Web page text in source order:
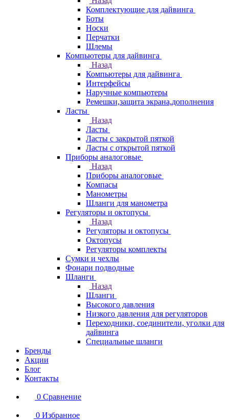
Комплектующие для дайвинга
Боты
Носки
Перчатки
Шлемы
Компьютеры для дайвинга
Назад
Компьютеры для дайвинга
Интерфейсы
Наручные компьютеры
Ремешки,защита экрана,дополнения
Ласты
Назад
Ласты
Ласты с закрытой пяткой
Ласты с открытой пяткой
Приборы аналоговые
Назад
Приборы аналоговые
Компасы
Манометры
Шланги для манометра
Регуляторы и октопусы
Назад
Регуляторы и октопусы
Октопусы
Регуляторы комплекты
Сумки и чехлы
Фонари подводные
Шланги
Назад
Шланги
Высокого давления
Низкого давления для регуляторов
Переходники, соединители, уголки для
дайвинга
Специальные шланги
Бренды
Акции
Блог
Контакты
0 Сравнение
0 Избранное